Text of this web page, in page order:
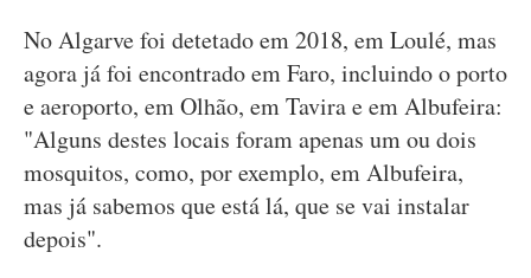
No Algarve foi detetado em 2018, em Loulé, mas
agora já foi encontrado em Faro, incluindo o porto
e aeroporto, em Olhão, em Tavira e em Albufeira:
"Alguns destes locais foram apenas um ou dois
mosquitos, como, por exemplo, em Albufeira,
mas já sabemos que está lá, que se vai instalar
depois".